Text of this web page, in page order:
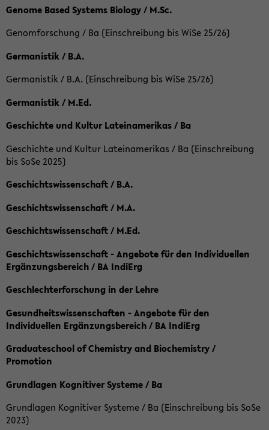
Genome Based Systems Biology / M.Sc.
Genomforschung / Ba (Einschreibung bis WiSe 25/26)
Germanistik / B.A.
Germanistik / B.A. (Einschreibung bis WiSe 25/26)
Germanistik / M.Ed.
Geschichte und Kultur Lateinamerikas / Ba
Geschichte und Kultur Lateinamerikas / Ba (Einschreibung
bis SoSe 2025)
Geschichtswissenschaft / B.A.
Geschichtswissenschaft / M.A.
Geschichtswissenschaft / M.Ed.
Geschichtswissenschaft - Angebote für den Individuellen
Ergänzungsbereich / BA IndiErg
Geschlechterforschung in der Lehre
Gesundheitswissenschaften - Angebote für den
Individuellen Ergänzungsbereich / BA IndiErg
Graduateschool of Chemistry and Biochemistry /
Promotion
Grundlagen Kognitiver Systeme / Ba
Grundlagen Kognitiver Systeme / Ba (Einschreibung bis SoSe
2023)